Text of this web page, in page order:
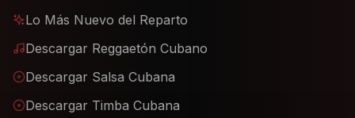
Lo Más Nuevo del Reparto
Descargar Reggaetón Cubano
Descargar Salsa Cubana
Descargar Timba Cubana